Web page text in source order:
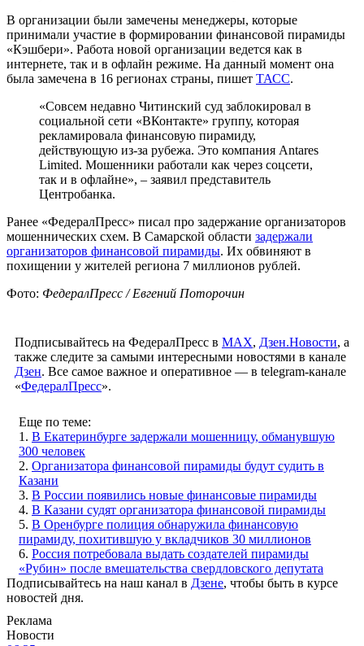
В организации были замечены менеджеры, которые
принимали участие в формировании финансовой пирамиды
«Кэшбери». Работа новой организации ведется как в
интернете, так и в офлайн режиме. На данный момент она
была замечена в 16 регионах страны, пишет ТАСС.
«Совсем недавно Читинский суд заблокировал в
социальной сети «ВКонтакте» группу, которая
рекламировала финансовую пирамиду,
действующую из-за рубежа. Это компания Antares
Limited. Мошенники работали как через соцсети,
так и в офлайне», – заявил представитель
Центробанка.
Ранее «ФедералПресс» писал про задержание организаторов
мошеннических схем. В Самарской области задержали
организаторов финансовой пирамиды. Их обвиняют в
похищении у жителей региона 7 миллионов рублей.
Фото: ФедералПресс / Евгений Поторочин
Подписывайтесь на ФедералПресс в МАХ, Дзен.Новости, а
также следите за самыми интересными новостями в канале
Дзен. Все самое важное и оперативное — в telegram-канале
«ФедералПресс».
Еще по теме:
1. В Екатеринбурге задержали мошенницу, обманувшую
300 человек
2. Организатора финансовой пирамиды будут судить в
Казани
3. В России появились новые финансовые пирамиды
4. В Казани судят организатора финансовой пирамиды
5. В Оренбурге полиция обнаружила финансовую
пирамиду, похитившую у вкладчиков 30 миллионов
6. Россия потребовала выдать создателей пирамиды
«Рубин» после вмешательства свердловского депутата
Подписывайтесь на наш канал в Дзене, чтобы быть в курсе
новостей дня.
Реклама
Новости